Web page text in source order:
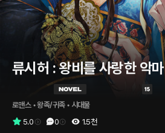
류시허 : 왕비를 사랑한 악마
로맨스 • 왕족/귀족 • 시대물
5.0
0 1.5천